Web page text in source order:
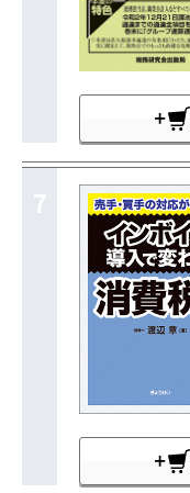
7